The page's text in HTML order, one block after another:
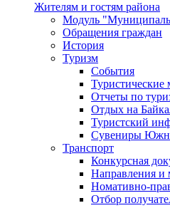
Жителям и гостям района
Модуль
Обращения граждан
История
Туризм
События
Отчеты по
Отдых на
Туристский
Сувениры
Транспорт
Конкурсная
Направления
Номативно-
Отбор